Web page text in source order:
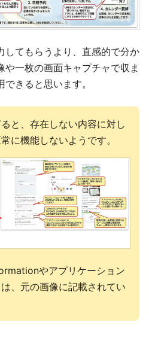
してもらうより、直感的で分か
や一枚の画面キャプチャで収ま
きると思います。
と、存在しない内容に対し
に機能しないようです。
やアプリケーション
、元の画像に記載されてい